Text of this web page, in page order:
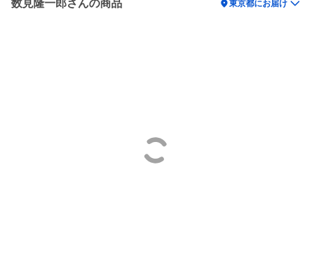
数見隆一郎さんの商品 location_on東京都にお届け